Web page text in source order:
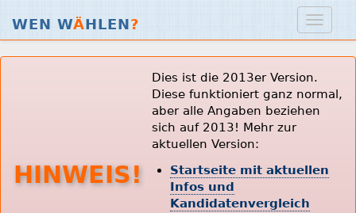
WEN WÄHLEN?
HINWEIS!
Dies ist die 2013er Version.
Diese funktioniert ganz normal,
aber alle Angaben beziehen
sich auf 2013! Mehr zur
aktuellen Version:
Startseite mit aktuellen
Infos und
Kandidatenvergleich